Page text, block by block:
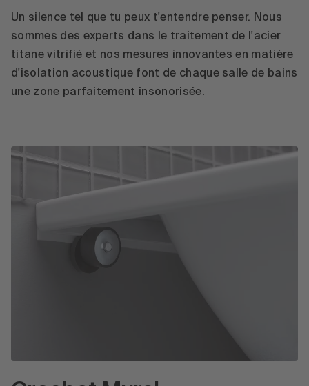
Un silence tel que tu peux t'entendre penser. Nous
sommes des experts dans le traitement de l'acier
titane vitrifié et nos mesures innovantes en matière
d'isolation acoustique font de chaque salle de bains
une zone parfaitement insonorisée.